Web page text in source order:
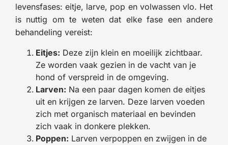
levensfases: eitje, larve, pop en volwassen vlo. Het
is nuttig om te weten dat elke fase een andere
behandeling vereist:
Eitjes: Deze zijn klein en moeilijk zichtbaar.
Ze worden vaak gezien in de vacht van je
hond of verspreid in de omgeving.
Larven: Na een paar dagen komen de eitjes
uit en krijgen ze larven. Deze larven voeden
zich met organisch materiaal en bevinden
zich vaak in donkere plekken.
Poppen: Larven verpoppen en zwijgen in de